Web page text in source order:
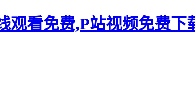
观看免费,P站视频免费下